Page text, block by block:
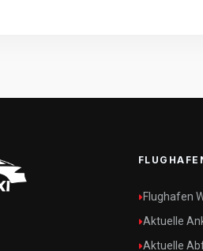
Flughafen
Aktuelle
Aktuelle